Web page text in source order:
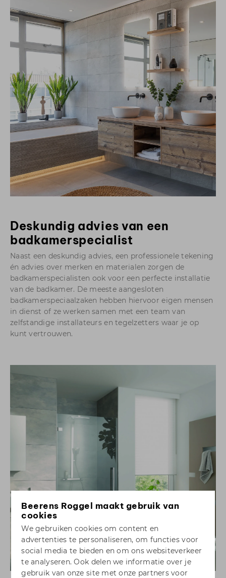
Beerens Roggel maakt gebruik van
cookies
We gebruiken cookies om content en
advertenties te personaliseren, om functies voor
social media te bieden en om ons websiteverkeer
te analyseren. Ook delen we informatie over je
gebruik van onze site met onze partners voor
Deskundig advies van een
badkamerspecialist
Naast een deskundig advies, een professionele tekening
én advies over merken en materialen zorgen de
badkamerspecialisten ook voor een perfecte installatie
van de badkamer. De meeste aangesloten
badkamerspeciaalzaken hebben hiervoor eigen mensen
in dienst of ze werken samen met een team van
zelfstandige installateurs en tegelzetters waar je op
kunt vertrouwen.